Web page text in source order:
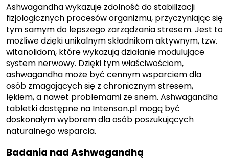
Ashwagandha wykazuje zdolność do stabilizacji
fizjologicznych procesów organizmu, przyczyniając się
tym samym do lepszego zarządzania stresem. Jest to
możliwe dzięki unikalnym składnikom aktywnym, tzw.
witanolidom, które wykazują działanie modulujące
system nerwowy. Dzięki tym właściwościom,
ashwagandha może być cennym wsparciem dla
osób zmagających się z chronicznym stresem,
lękiem, a nawet problemami ze snem. Ashwagandha
tabletki dostępne na Intenson.pl mogą być
doskonałym wyborem dla osób poszukujących
naturalnego wsparcia.
Badania nad Ashwagandhą